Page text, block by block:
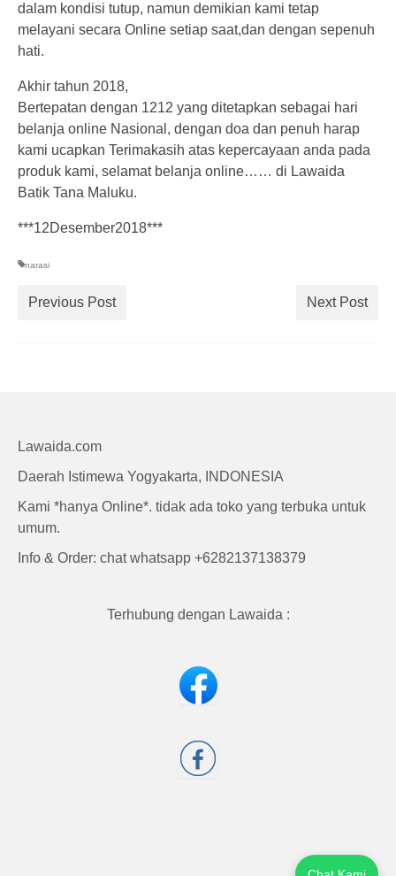
dalam kondisi tutup, namun demikian kami tetap
melayani secara Online setiap saat,dan dengan sepenuh
hati.
Akhir tahun 2018,
Bertepatan dengan 1212 yang ditetapkan sebagai hari
belanja online Nasional, dengan doa dan penuh harap
kami ucapkan Terimakasih atas kepercayaan anda pada
produk kami, selamat belanja online…… di Lawaida
Batik Tana Maluku.
***12Desember2018***
narasi
Previous Post Next Post
Lawaida.com
Daerah Istimewa Yogyakarta, INDONESIA
Kami *hanya Online*. tidak ada toko yang terbuka untuk
umum.
Info & Order: chat whatsapp +6282137138379
Terhubung dengan Lawaida :